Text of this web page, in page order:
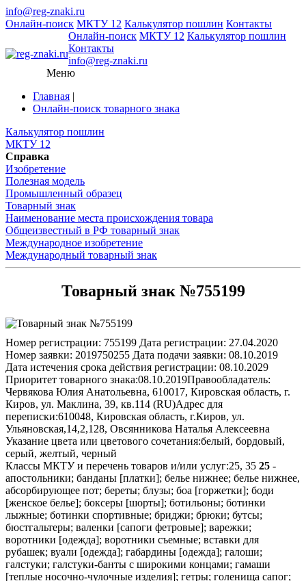
info@reg-znaki.ru
Онлайн-поиск МКТУ 12 Калькулятор пошлин Контакты
Онлайн-поиск МКТУ 12 Калькулятор пошлин
Контакты
info@reg-znaki.ru
Меню
Главная |
Онлайн-поиск товарного знака
Калькулятор пошлин
МКТУ 12
Справка
Изобретение
Полезная модель
Промышленный образец
Товарный знак
Наименование места происхождения товара
Общеизвестный в РФ товарный знак
Международное изобретение
Международный товарный знак
Товарный знак №755199
Номер регистрации: 755199 Дата регистрации: 27.04.2020
Номер заявки: 2019750255 Дата подачи заявки: 08.10.2019
Дата истечения срока действия регистрации: 08.10.2029
Приоритет товарного знака:08.10.2019Правообладатель:
Червякова Юлия Анатольевна, 610017, Кировская область, г.
Киров, ул. Маклина, 39, кв.114 (RU)Адрес для
переписки:610048, Кировская область, г.Киров, ул.
Ульяновская,14,2,128, Овсянникова Наталья Алексеевна
Указание цвета или цветового сочетания:белый, бордовый,
серый, желтый, черный
Классы МКТУ и перечень товаров и/или услуг:25, 35 25 -
апостольники; банданы [платки]; белье нижнее; белье нижнее,
абсорбирующее пот; береты; блузы; боа [горжетки]; боди
[женское белье]; боксеры [шорты]; ботильоны; ботинки
лыжные; ботинки спортивные; бриджи; брюки; бутсы;
бюстгальтеры; валенки [сапоги фетровые]; варежки;
воротники [одежда]; воротники съемные; вставки для
рубашек; вуали [одежда]; габардины [одежда]; галоши;
галстуки; галстуки-банты с широкими концами; гамаши
[теплые носочно-чулочные изделия]; гетры; голенища сапог;